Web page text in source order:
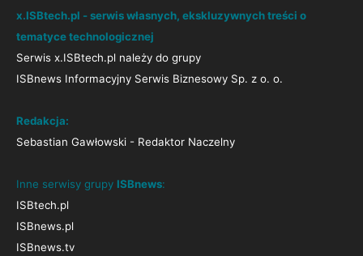
x.ISBtech.pl - serwis własnych, ekskluzywnych treści o
tematyce technologicznej
Serwis x.ISBtech.pl należy do grupy
ISBnews Informacyjny Serwis Biznesowy Sp. z o. o.
Redakcja:
Sebastian Gawłowski - Redaktor Naczelny
Inne serwisy grupy ISBnews:
ISBtech.pl
ISBnews.pl
ISBnews.tv